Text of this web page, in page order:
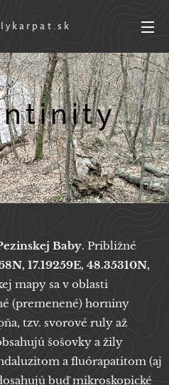
Baby. Približné
17.19259E, 48.35310N,
mapy sa v oblasti
(premenené) horniny
tzv. svorové ruly až
šošovky a žily
a fluórapatitom (aj
buď mikroskopické